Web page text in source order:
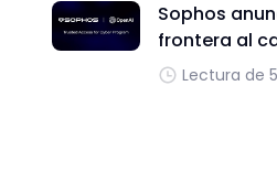
Sophos
frontera al
Lectura de